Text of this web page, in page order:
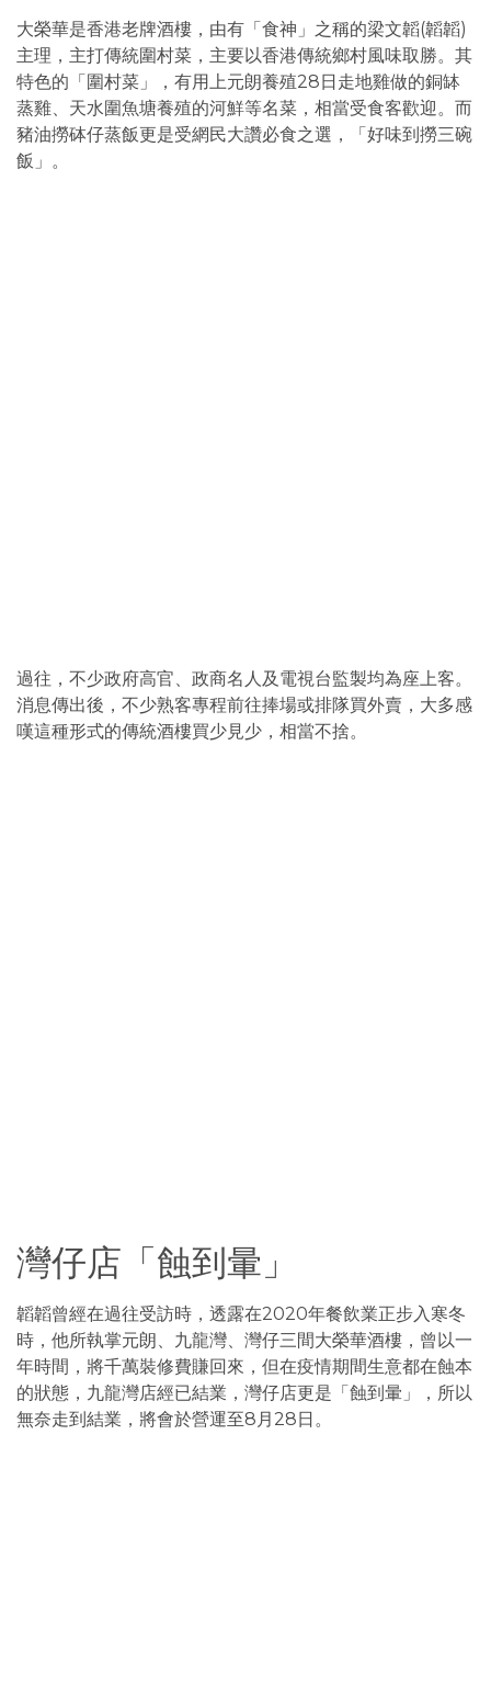
大榮華是香港老牌酒樓，由有「食神」之稱的梁文韜(韜韜)
主理，主打傳統圍村菜，主要以香港傳統鄉村風味取勝。其
特色的「圍村菜」，有用上元朗養殖28日走地雞做的銅缽
蒸雞、天水圍魚塘養殖的河鮮等名菜，相當受食客歡迎。而
豬油撈砵仔蒸飯更是受網民大讚必食之選，「好味到撈三碗
飯」。
過往，不少政府高官、政商名人及電視台監製均為座上客。
消息傳出後，不少熟客專程前往捧場或排隊買外賣，大多感
嘆這種形式的傳統酒樓買少見少，相當不捨。
灣仔店「蝕到暈」
韜韜曾經在過往受訪時，透露在2020年餐飲業正步入寒冬
時，他所執掌元朗、九龍灣、灣仔三間大榮華酒樓，曾以一
年時間，將千萬裝修費賺回來，但在疫情期間生意都在蝕本
的狀態，九龍灣店經已結業，灣仔店更是「蝕到暈」，所以
無奈走到結業，將會於營運至8月28日。